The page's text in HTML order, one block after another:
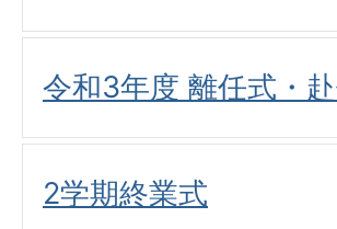
令和3年度 離任式・
2学期終業式